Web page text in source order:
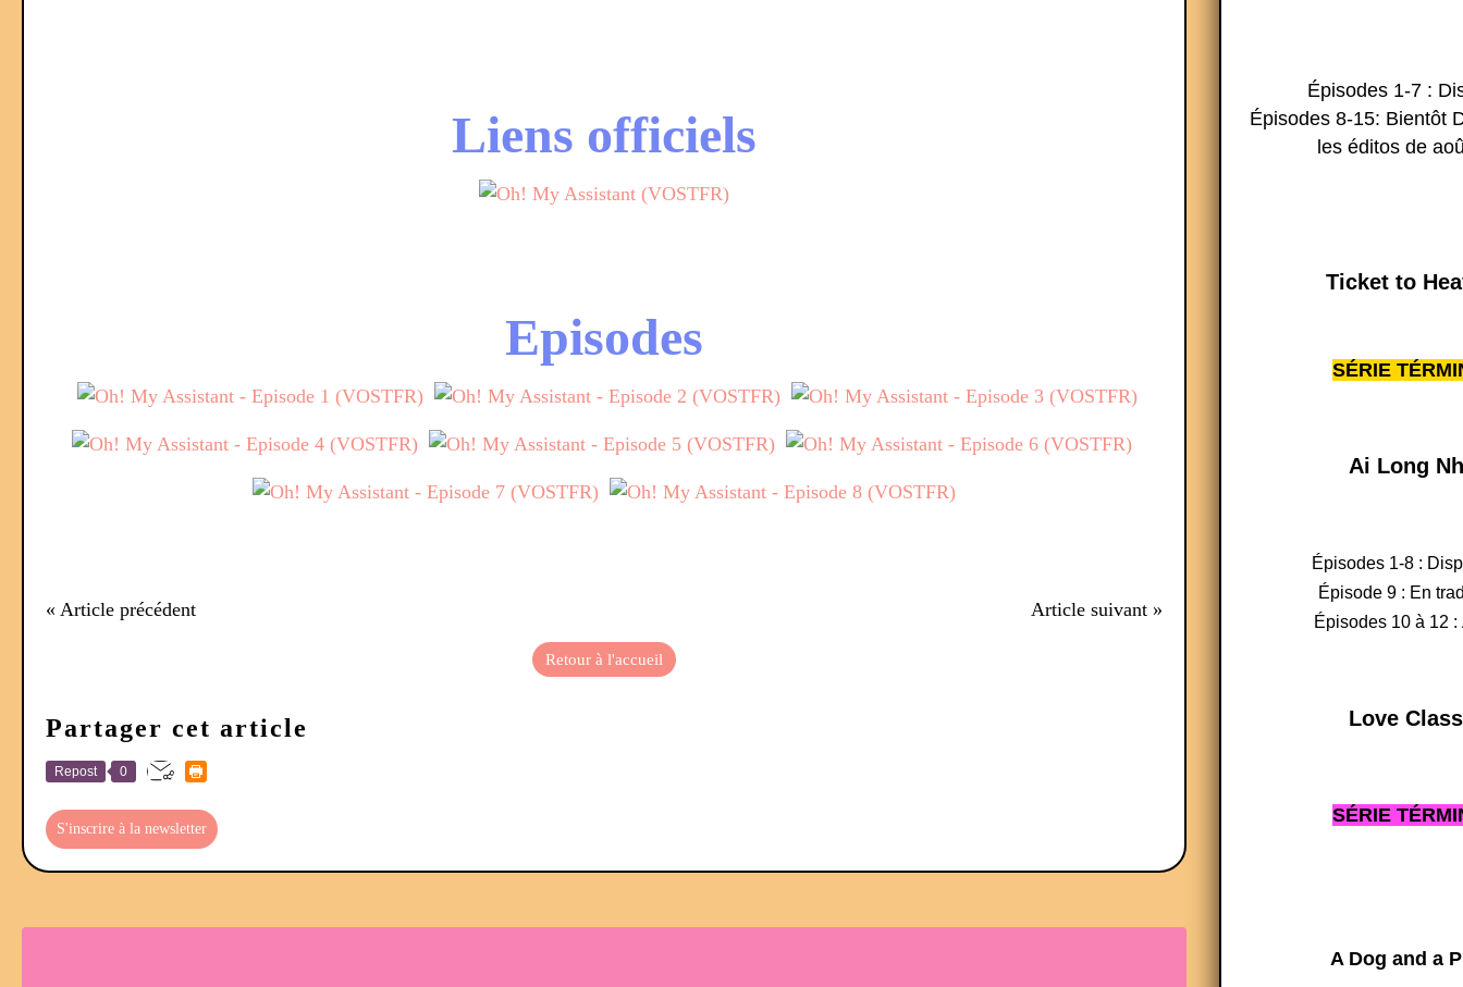
Liens officiels
Episodes
« Article précédent Article suivant »
Retour à l'accueil
Partager cet article
Repost 0
S'inscrire à la newsletter
Épisodes 1-7 :
Épisodes 8-15: Bientôt
les éditos de
Ticket to
SÉRIE
Ai Long
Épisodes 1-8 :
Épisode 9 : En
Épisodes 10 à 12 :
Love
SÉRIE
A Dog and a